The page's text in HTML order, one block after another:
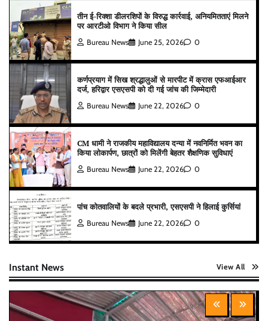
तीन ई-रिक्शा डीलरशिपों के विरुद्ध कार्रवाई, अनियमितताएं मिलने
पर आरटीओ विभाग ने किया सील
Bureau News June 25, 2026 0
कर्णप्रयाग में सिख श्रद्धालुओं से मारपीट में क्रास एफआईआर
दर्ज, हरिद्वार एसएसपी को दी गई जांच की जिम्मेदारी
Bureau News June 22, 2026 0
CM धामी ने राजकीय महाविद्यालय दन्या में नवनिर्मित भवन का
किया लोकार्पण, छात्रों को मिलेंगी बेहतर शैक्षणिक सुविधाएं
Bureau News June 22, 2026 0
पांच कोतवालियों के बदले प्रभारी, एसएसपी ने हिलाई कुर्सियां
Bureau News June 22, 2026 0
Instant News View All